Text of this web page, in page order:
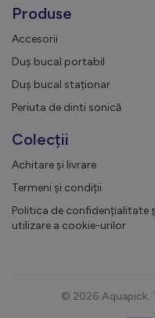
Produse
Accesorii
Duș bucal portabil
Duș bucal staționar
Periuta de dinti sonică
Colecții
Achitare și livrare
Termeni și condiții
Politica de confidențialitate
utilizare a cookie-urilor
© 2026 Aquapick.